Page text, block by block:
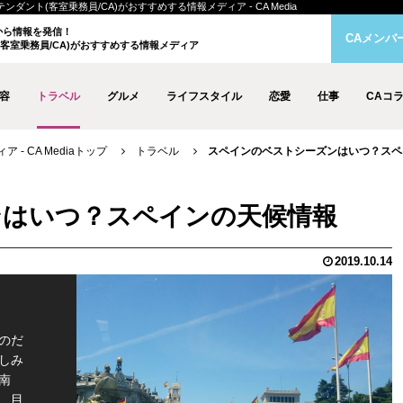
ダント(客室乗務員/CA)がおすすめする情報メディア - CA Media
情報を発信！
室乗務員/CA)がおすすめする情報メディア
トラベル グルメ ライフスタイル 恋愛 仕事 CAコ
CAメンバ
ア - CA Mediaトップ トラベル スペインのベストシーズンはいつ？ス
いつ？スペインの天候情報
2019.10.14
だ
み
目